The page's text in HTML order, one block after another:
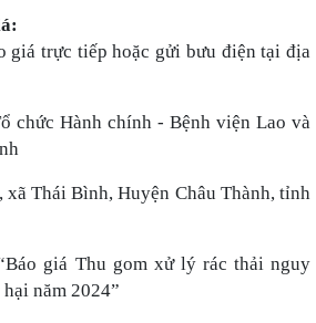
giá trực tiếp hoặc gửi bưu điện tại địa
chức Hành chính - Bệnh viện Lao và
Thái Bình, Huyện Châu Thành, tỉnh
giá Thu gom xử lý rác thải nguy
năm 2024”